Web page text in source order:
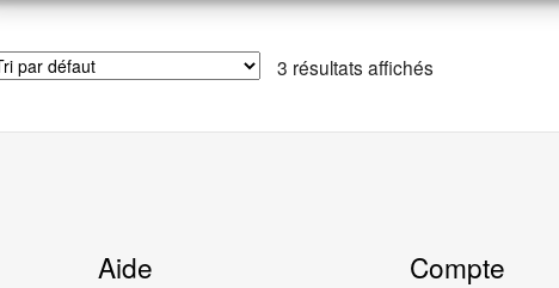
3 résultats affichés
Aide Compte